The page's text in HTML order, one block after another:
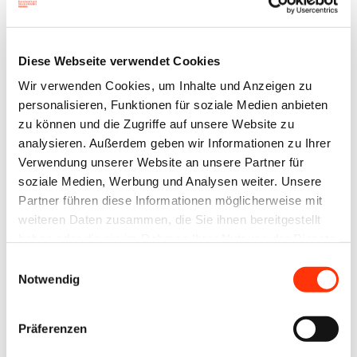
Diese Webseite verwendet Cookies
Wir verwenden Cookies, um Inhalte und Anzeigen zu
personalisieren, Funktionen für soziale Medien anbieten
zu können und die Zugriffe auf unsere Website zu
analysieren. Außerdem geben wir Informationen zu Ihrer
Verwendung unserer Website an unsere Partner für
soziale Medien, Werbung und Analysen weiter. Unsere
Partner führen diese Informationen möglicherweise mit
weiteren Daten zusammen, die Sie ihnen bereitgestellt
Notwendig
Präferenzen
Silke Leicht-Sobbe, seit 2022 Referentin Presse- und
April 2025 auf Bettina Knape, die den BVDM nach
zwölf Jahren auf eigenen Wunsch verlässt.
Als Pressesprecherin und Leiterin des Bereiches
Kommunikation im BVDM verantwortet Silke Leicht-
Sobbe die bundesweite Verbändekommunikation
der Druck- und Medienwirtschaft. Die
Kommunikationsexpertin verfügt über mehr als
zwanzig Jahre Berufserfahrung in Verbänden und
Arbeitgeberverband Berlin, über die AOK bis hin zur
Senatsverwaltung für Inneres in Berlin. Seit 2022 war
sie bereits als Referentin Presse- und